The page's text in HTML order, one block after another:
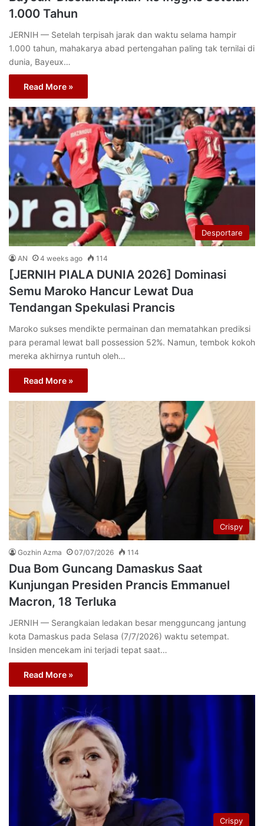
1.000 Tahun
JERNIH — Setelah terpisah jarak dan waktu selama hampir
1.000 tahun, mahakarya abad pertengahan paling tak ternilai di
dunia, Bayeux…
Read More »
Desportare
AN 4 weeks ago 114
[JERNIH PIALA DUNIA 2026] Dominasi
Semu Maroko Hancur Lewat Dua
Tendangan Spekulasi Prancis
Maroko sukses mendikte permainan dan mematahkan prediksi
para peramal lewat ball possession 52%. Namun, tembok kokoh
mereka akhirnya runtuh oleh…
Read More »
Crispy
Gozhin Azma 07/07/2026 114
Dua Bom Guncang Damaskus Saat
Kunjungan Presiden Prancis Emmanuel
Macron, 18 Terluka
JERNIH — Serangkaian ledakan besar mengguncang jantung
kota Damaskus pada Selasa (7/7/2026) waktu setempat.
Insiden mencekam ini terjadi tepat saat…
Read More »
Crispy